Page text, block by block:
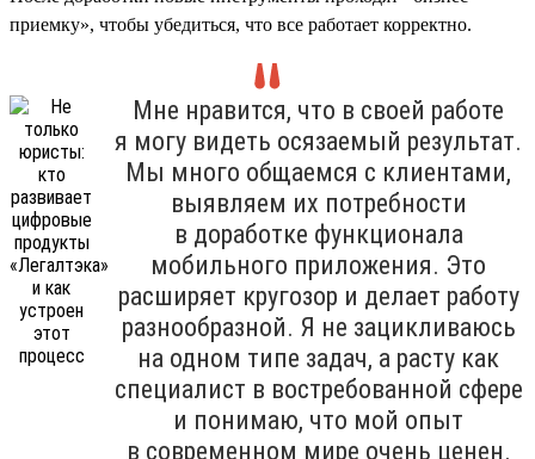
приемку», чтобы убедиться, что все работает корректно.
Мне нравится, что в своей работе
я могу видеть осязаемый результат.
Мы много общаемся с клиентами,
выявляем их потребности
в доработке функционала
мобильного приложения. Это
расширяет кругозор и делает работу
разнообразной. Я не зацикливаюсь
на одном типе задач, а расту как
специалист в востребованной сфере
и понимаю, что мой опыт
в современном мире очень ценен.